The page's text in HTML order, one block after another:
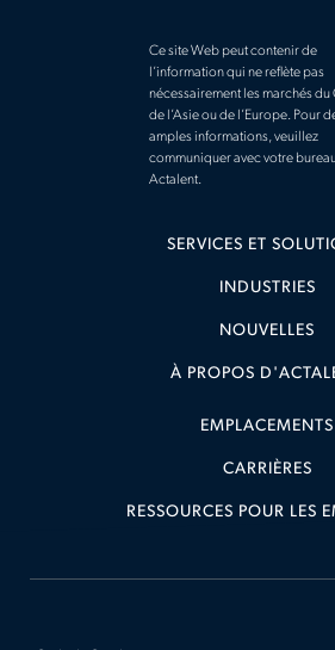
Ce site Web peut contenir de
l’information qui ne reflète pas
nécessairement les marchés du
de l’Asie ou de l’Europe. Pour
amples informations, veuillez
communiquer avec votre
Actalent.
SERVICES ET
INDUSTRIES
NOUVELLES
À PROPOS
EMPLACEMENTS
CARRIÈRES
RESSOURCES POUR LES